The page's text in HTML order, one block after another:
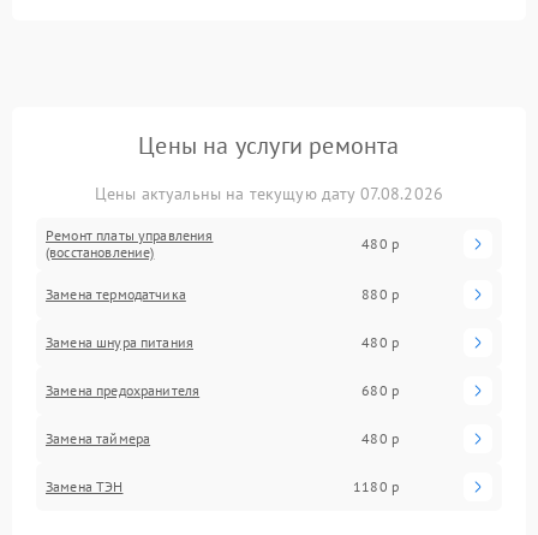
Цены на услуги ремонта
Цены актуальны на текущую дату 07.08.2026
Ремонт платы управления
(восстановление)
480 р
Замена термодатчика 880 р
Замена шнура питания 480 р
Замена предохранителя 680 р
Замена таймера 480 р
Замена ТЭН 1180 р